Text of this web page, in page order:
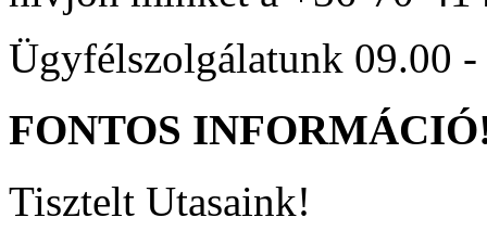
Ügyfélszolgálatunk 09.00
FONTOS
Tisztelt Utasaink!